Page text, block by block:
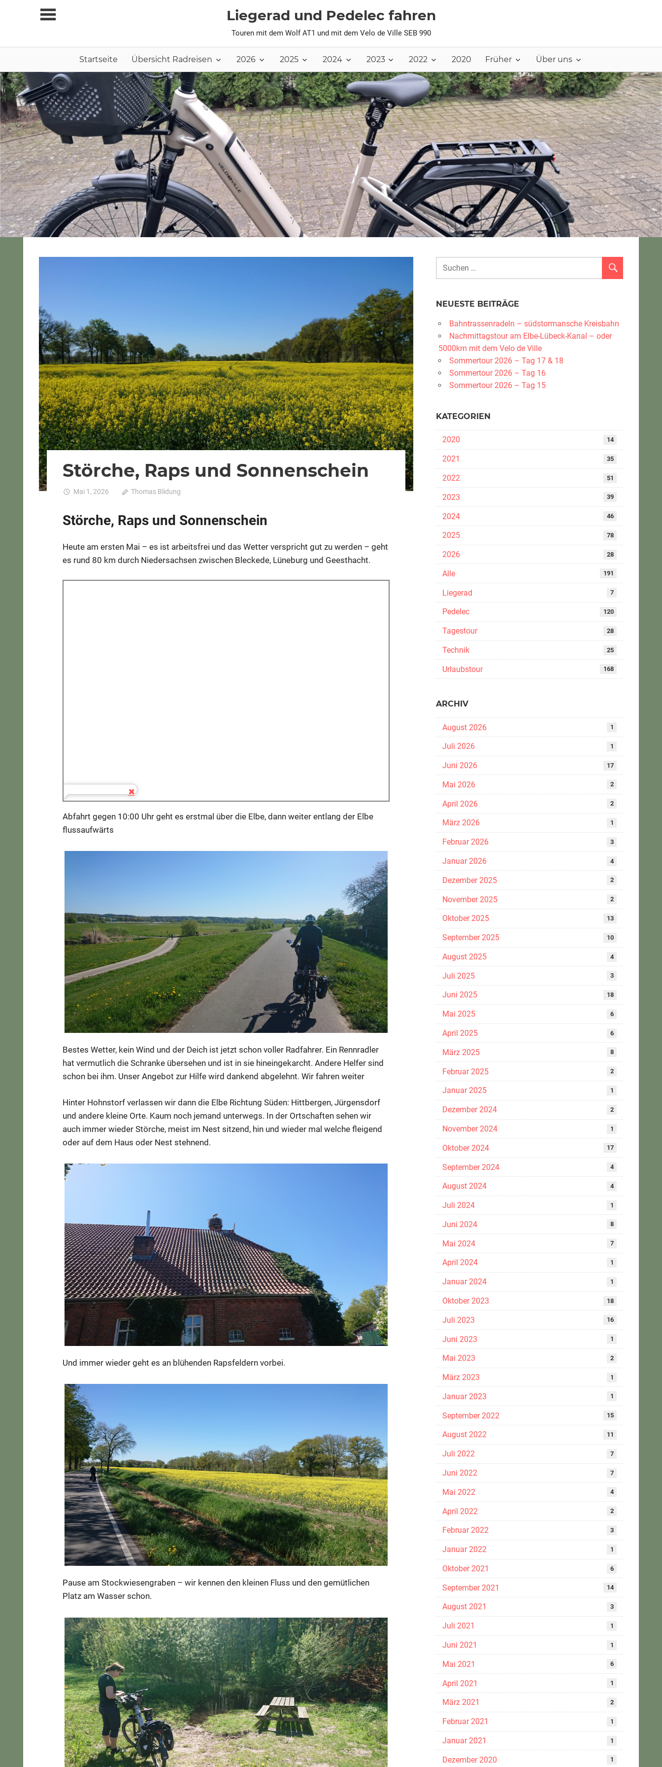
Liegerad und Pedelec fahren
Touren mit dem Wolf AT1 und mit dem Velo de Ville SEB 990
Startseite Übersicht Radreisen 2026 2025 2024 2023 2022 2020 Früher Über uns
Störche, Raps und Sonnenschein
Mai 1, 2026 Thomas Blidung
und
Störche, Raps und Sonnenschein
Heute am ersten Mai – es ist arbeitsfrei und das Wetter verspricht gut zu werden – geht
es rund 80 km durch Niedersachsen zwischen Bleckede, Lüneburg und Geesthacht.
Abfahrt gegen 10:00 Uhr geht es erstmal über die Elbe, dann weiter entlang der Elbe
flussaufwärts
Bestes Wetter, kein Wind und der Deich ist jetzt schon voller Radfahrer. Ein Rennradler
hat vermutlich die Schranke übersehen und ist in sie hineingekarcht. Andere Helfer sind
schon bei ihm. Unser Angebot zur Hilfe wird dankend abgelehnt. Wir fahren weiter
Hinter Hohnstorf verlassen wir dann die Elbe Richtung Süden: Hittbergen, Jürgensdorf
und andere kleine Orte. Kaum noch jemand unterwegs. In der Ortschaften sehen wir
auch immer wieder Störche, meist im Nest sitzend, hin und wieder mal welche fleigend
oder auf dem Haus oder Nest stehnend.
Und immer wieder geht es an blühenden Rapsfeldern vorbei.
Pause am Stockwiesengraben – wir kennen den kleinen Fluss und den gemütlichen
Platz am Wasser schon.
NEUESTE BEITRÄGE
Bahntrassenradeln – südstormansche Kreisbahn
Nachmittagstour am Elbe-Lübeck-Kanal – oder
5000km mit dem Velo de Ville
Sommertour 2026 – Tag 17 & 18
Sommertour 2026 – Tag 16
Sommertour 2026 – Tag 15
KATEGORIEN
2020 14
2021 35
2022 51
2023 39
2024 46
2025 78
2026 28
Alle 191
Liegerad 7
Pedelec 120
Tagestour 28
Technik 25
Urlaubstour 168
ARCHIV
August 2026 1
Juli 2026 1
Juni 2026 17
Mai 2026 2
April 2026 2
März 2026 1
Februar 2026 3
Januar 2026 4
Dezember 2025 2
November 2025 2
Oktober 2025 13
September 2025 10
August 2025 4
Juli 2025 3
Juni 2025 18
Mai 2025 6
April 2025 6
März 2025 8
Februar 2025 2
Januar 2025 1
Dezember 2024 2
November 2024 1
Oktober 2024 17
September 2024 4
August 2024 4
Juli 2024 1
Juni 2024 8
Mai 2024 7
April 2024 1
Januar 2024 1
Oktober 2023 18
Juli 2023 16
Juni 2023 1
Mai 2023 2
März 2023 1
Januar 2023 1
September 2022 15
August 2022 11
Juli 2022 7
Juni 2022 7
Mai 2022 4
April 2022 2
Februar 2022 3
Januar 2022 1
Oktober 2021 6
September 2021 14
August 2021 3
Juli 2021 1
Juni 2021 1
Mai 2021 6
April 2021 1
März 2021 2
Februar 2021 1
Januar 2021 1
Dezember 2020 1